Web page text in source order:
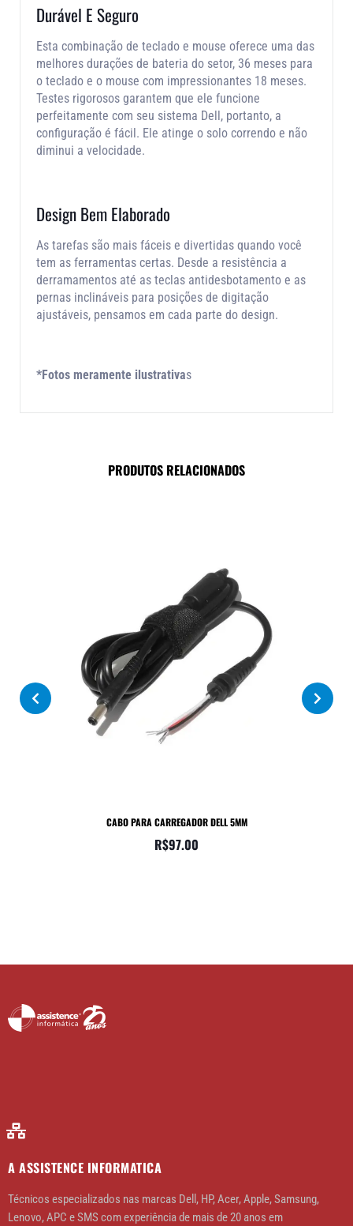
Durável E Seguro
Esta combinação de teclado e mouse oferece uma das
melhores durações de bateria do setor, 36 meses para
o teclado e o mouse com impressionantes 18 meses.
Testes rigorosos garantem que ele funcione
perfeitamente com seu sistema Dell, portanto, a
configuração é fácil. Ele atinge o solo correndo e não
diminui a velocidade.
Design Bem Elaborado
As tarefas são mais fáceis e divertidas quando você
tem as ferramentas certas. Desde a resistência a
derramamentos até as teclas antidesbotamento e as
pernas inclináveis para posições de digitação
ajustáveis, pensamos em cada parte do design.
*Fotos meramente ilustrativas
PRODUTOS RELACIONADOS
CABO PARA CARREGADOR DELL 5MM
R$97.00
A ASSISTENCE INFORMATICA
Técnicos especializados nas marcas Dell, HP, Acer, Apple, Samsung,
Lenovo, APC e SMS com experiência de mais de 20 anos em